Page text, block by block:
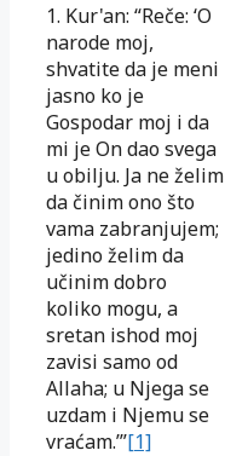
1. Kur'an: “Reče: ‘O
narode moj,
shvatite da je meni
jasno ko je
Gospodar moj i da
mi je On dao svega
u obilju. Ja ne želim
da činim ono što
vama zabranjujem;
jedino želim da
učinim dobro
koliko mogu, a
sretan ishod moj
zavisi samo od
Allaha; u Njega se
uzdam i Njemu se
vraćam.’”[1]